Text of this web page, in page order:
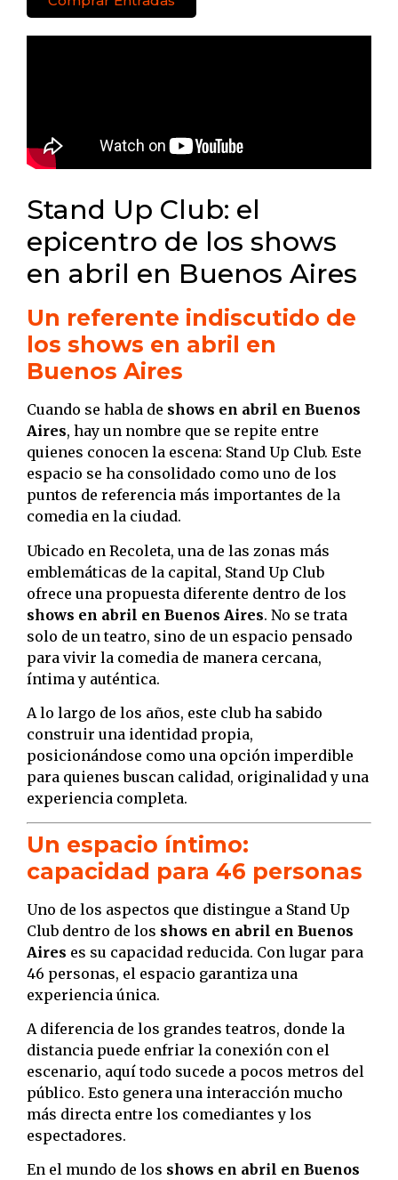
Stand Up Club: el
epicentro de los shows
en abril en Buenos Aires
Un referente indiscutido de
los shows en abril en
Buenos Aires
Cuando se habla de shows en abril en Buenos
Aires, hay un nombre que se repite entre
quienes conocen la escena: Stand Up Club. Este
espacio se ha consolidado como uno de los
puntos de referencia más importantes de la
comedia en la ciudad.
Ubicado en Recoleta, una de las zonas más
emblemáticas de la capital, Stand Up Club
ofrece una propuesta diferente dentro de los
shows en abril en Buenos Aires. No se trata
solo de un teatro, sino de un espacio pensado
para vivir la comedia de manera cercana,
íntima y auténtica.
A lo largo de los años, este club ha sabido
construir una identidad propia,
posicionándose como una opción imperdible
para quienes buscan calidad, originalidad y una
experiencia completa.
Un espacio íntimo:
capacidad para 46 personas
Uno de los aspectos que distingue a Stand Up
Club dentro de los shows en abril en Buenos
Aires es su capacidad reducida. Con lugar para
46 personas, el espacio garantiza una
experiencia única.
A diferencia de los grandes teatros, donde la
distancia puede enfriar la conexión con el
escenario, aquí todo sucede a pocos metros del
público. Esto genera una interacción mucho
más directa entre los comediantes y los
espectadores.
En el mundo de los shows en abril en Buenos